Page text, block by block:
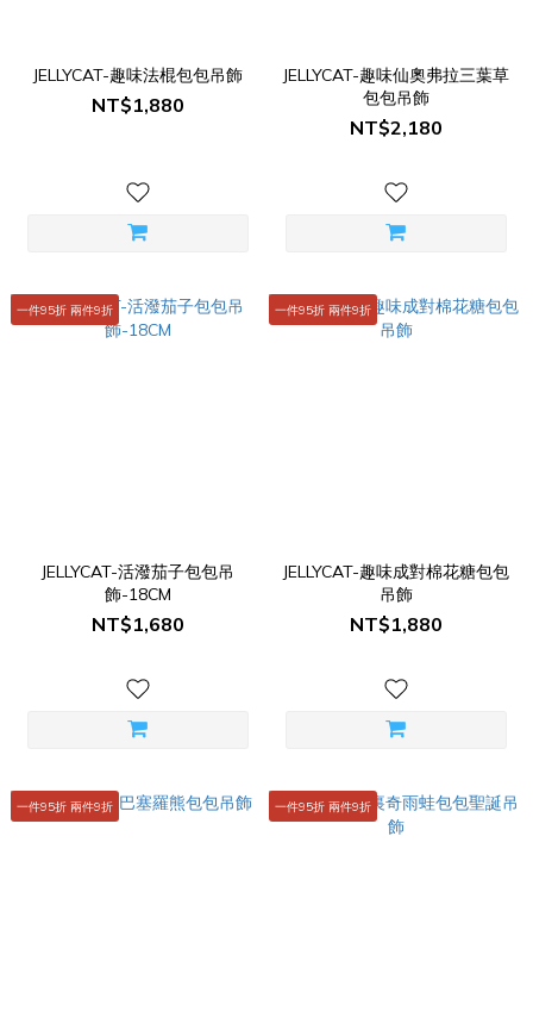
JELLYCAT-趣味法棍包包吊飾
NT$1,880
JELLYCAT-趣味仙奧弗拉三葉草
包包吊飾
NT$2,180
一件95折 兩件9折
JELLYCAT-活潑茄子包包吊
飾-18CM
NT$1,680
一件95折 兩件9折
JELLYCAT-趣味成對棉花糖包包
吊飾
NT$1,880
一件95折 兩件9折 一件95折 兩件9折